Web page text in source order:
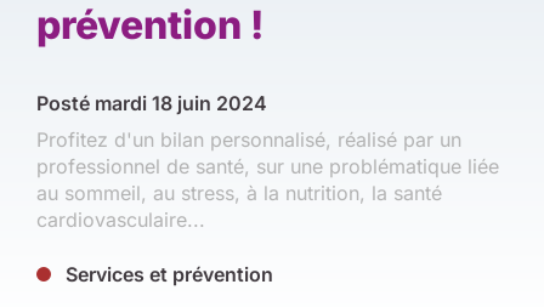
prévention !
Posté mardi 18 juin 2024
Profitez d'un bilan personnalisé, réalisé par un
professionnel de santé, sur une problématique liée
au sommeil, au stress, à la nutrition, la santé
cardiovasculaire...
Services et prévention